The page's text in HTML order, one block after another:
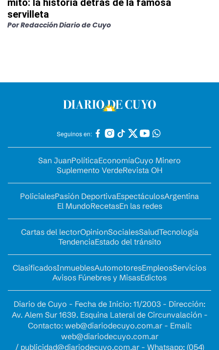
mito: la historia detrás de la famosa
servilleta
PorRedacción Diario de Cuyo
Seguinos en:
San JuanPolíticaEconomíaCuyo Minero
Suplemento VerdeRevista OH
PolicialesPasión DeportivaEspectáculosArgentina
El MundoRecetasEn las redes
Cartas del lectorOpinionSocialesSaludTecnología
TendenciaEstado del tránsito
ClasificadosInmueblesAutomotoresEmpleosServicios
Avisos Fúnebres y MisasEdictos
Diario de Cuyo - Fecha de Inicio: 11/2003 - Dirección:
Av. Alem Sur 1639. Esquina Lateral de Circunvalación -
Contacto: web@diariodecuyo.com.ar- Email:
web@diariodecuyo.com.ar
/ publicidad@diariodecuyo.com.ar- Whatsapp: (054)